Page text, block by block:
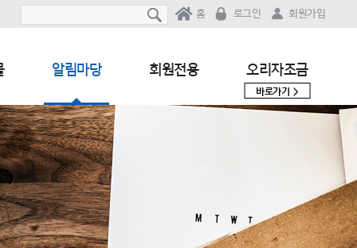
홈 로그인 회원가입
알림마당 회원전용 오리자조금
바로가기 >